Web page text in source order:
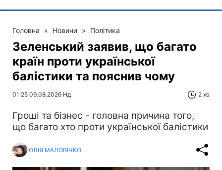
Головна » Новини » Політика
Зеленський заявив, що багато
країн проти української
балістики та пояснив чому
01:25 09.08.2026 Нд 2 хв
Гроші та бізнес - головна причина того,
що багато хто проти української балістики
ЮЛІЯ МАЛОВІЧКО